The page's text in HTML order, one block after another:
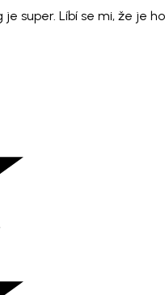
je super. Líbí se mi, že je